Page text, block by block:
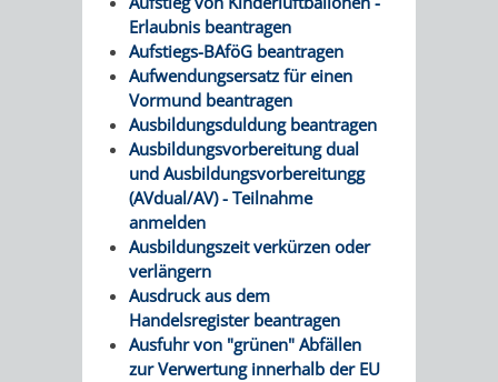
&
PRAKTIKA
LEIHVERKEHR
DER
BIBLIOTHEK
SERVICE
FÜR
LEHRER/INNEN
&
ERZIEHER/INNEN
BÜRGERSAAL
IM
ALTEN
RATHAUS
STADTARCHIV
BENUTZUNG
MELDEKARTEI
BESTANDSÜBERSICHT
VERÖFFENTLICHUNGEN
Erlaubnis beantragen
Aufstiegs-BAföG beantragen
Aufwendungsersatz für einen
Vormund beantragen
Ausbildungsduldung beantragen
Ausbildungsvorbereitung dual
und Ausbildungsvorbereitungg
(AVdual/AV) - Teilnahme
anmelden
Ausbildungszeit verkürzen oder
verlängern
Ausdruck aus dem
Handelsregister beantragen
Ausfuhr von "grünen" Abfällen
zur Verwertung innerhalb der EU